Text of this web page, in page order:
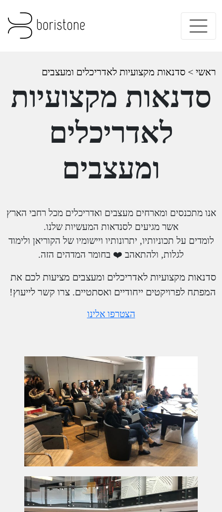
ראשי > סדנאות מקצועיות לאדריכלים ומעצבים
סדנאות מקצועיות
לאדריכלים
ומעצבים
אנו מתכנסים ומארחים מעצבים ואדריכלים מכל רחבי הארץ
אשר מגיעים לסנדאות המעשיות שלנו.
לומדים על תכוניותיו, יתרונותיו ויישומיו של הקוריאן ולימוד
לגלות, ולהתאהב ❤️ בחומר המדהים הזה.
סדנאות מקצועיות לאדריכלים ומעצבים מציעות לכם את
המפתח לפרויקטים ייחודיים ואסתטיים. צרו קשר לייעוץ!
הצטרפו אלינו